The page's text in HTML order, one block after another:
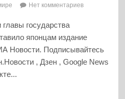
Нет комментариев
государства
японцам издание
Новости. Подписывайтесь
, Дзен , Google News